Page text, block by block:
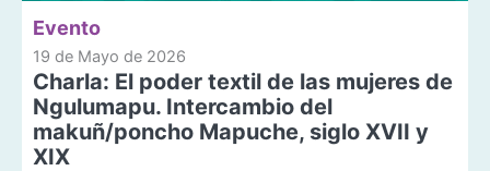
Evento
19 de Mayo de 2026
Charla: El poder textil de las mujeres de
Ngulumapu. Intercambio del
makuñ/poncho Mapuche, siglo XVII y
XIX